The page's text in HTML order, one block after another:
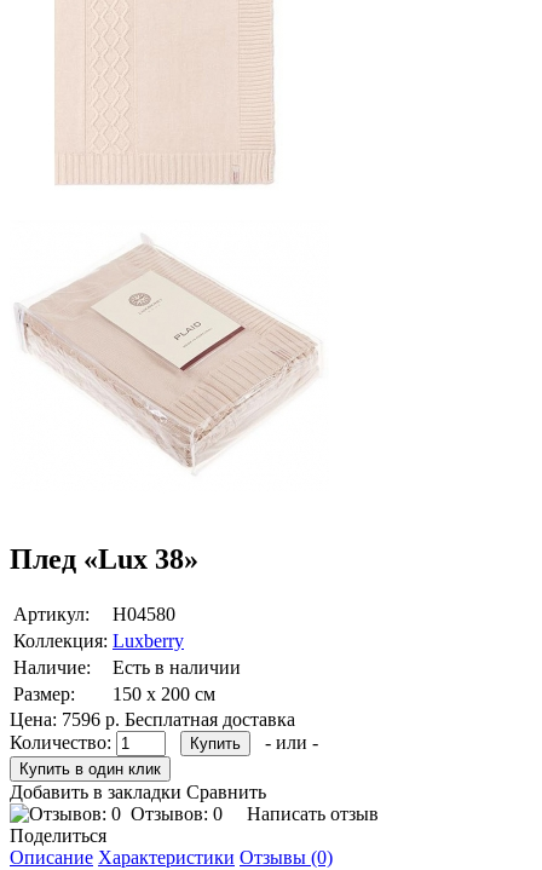
Плед «Lux 38»
Артикул:
Н04580
Коллекция: Luxberry
Наличие:
Есть в наличии
Размер:
150 х 200 см
Цена: 7596 р. Бесплатная доставка
Количество:
- или -
Добавить в закладки Сравнить
Отзывов: 0
Написать отзыв
Поделиться
Описание Характеристики Отзывы (0)